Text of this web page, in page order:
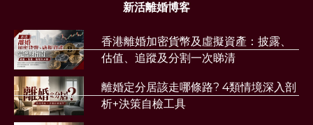
新活離婚博客
香港離婚加密貨幣及虛擬資產：披露、
估值、追蹤及分割一次睇清
離婚定分居該走哪條路? 4類情境深入剖
析+決策自檢工具